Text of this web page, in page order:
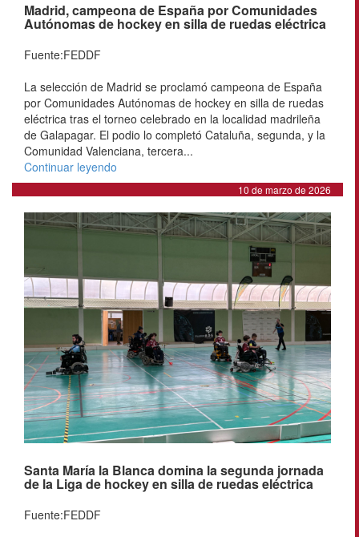
Madrid, campeona de España por Comunidades
Autónomas de hockey en silla de ruedas eléctrica
Fuente:FEDDF
La selección de Madrid se proclamó campeona de España
por Comunidades Autónomas de hockey en silla de ruedas
eléctrica tras el torneo celebrado en la localidad madrileña
de Galapagar. El podio lo completó Cataluña, segunda, y la
Comunidad Valenciana, tercera...
Continuar leyendo
10 de marzo de 2026
Santa María la Blanca domina la segunda jornada
de la Liga de hockey en silla de ruedas eléctrica
Fuente:FEDDF